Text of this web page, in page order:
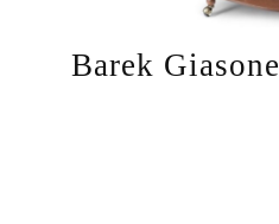
Barek Giasone